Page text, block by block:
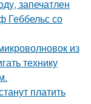
запечатлен
Геббельс со
из
технику
платить